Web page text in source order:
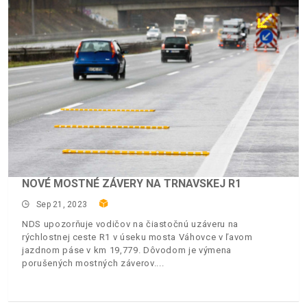
NOVÉ MOSTNÉ ZÁVERY NA TRNAVSKEJ R1
Sep 21, 2023
NDS upozorňuje vodičov na čiastočnú uzáveru na
rýchlostnej ceste R1 v úseku mosta Váhovce v ľavom
jazdnom páse v km 19,779. Dôvodom je výmena
porušených mostných záverov.